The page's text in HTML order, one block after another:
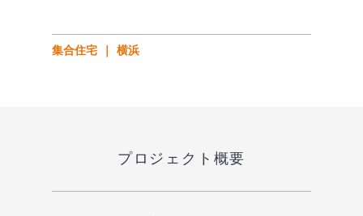
集合住宅 横浜
プロジェクト概要